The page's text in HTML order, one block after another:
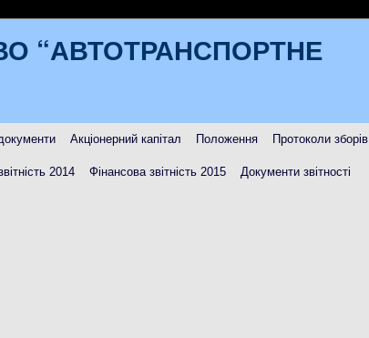
“АВТОТРАНСПОРТНЕ
Акціонерний капітал Положення Протоколи зборів
2014 Фінансова звітність 2015 Документи звітності